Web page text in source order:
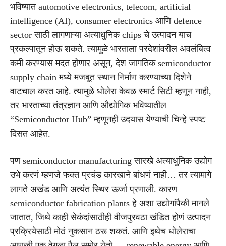
भविष्यात automotive electronics, telecom, artificial
intelligence (AI), consumer electronics आणि defence
sector साठी लागणाऱ्या अत्याधुनिक chips चे उत्पादन याच
प्रकल्पातून होऊ शकते. त्यामुळे भारताला परदेशांवरील अवलंबित्व
कमी करण्यास मदत होणार असून, देश जागतिक semiconductor
supply chain मध्ये मजबूत स्थान निर्माण करण्याच्या दिशेने
वाटचाल करत आहे. त्यामुळे धोलेरा केवळ स्मार्ट सिटी म्हणून नाही,
तर भारताच्या तंत्रज्ञान आणि औद्योगिक भविष्यातील
“Semiconductor Hub” म्हणूनही उदयास येण्याची चिन्हे स्पष्ट
दिसत आहेत.
पण semiconductor manufacturing सारखे अत्याधुनिक उद्योग
उभे करणं म्हणजे फक्त प्रचंड कारखाने बांधणं नाही… तर त्यामागे
लागते अखंड आणि अत्यंत स्थिर ऊर्जा प्रणाली. कारण
semiconductor fabrication plants हे अशा उद्योगांपैकी मानले
जातात, जिथे काही सेकंदांसाठीही वीजपुरवठा खंडित होणं उत्पादन
प्रक्रियेसाठी मोठं नुकसान ठरू शकतं. आणि इथेच धोलेराचा